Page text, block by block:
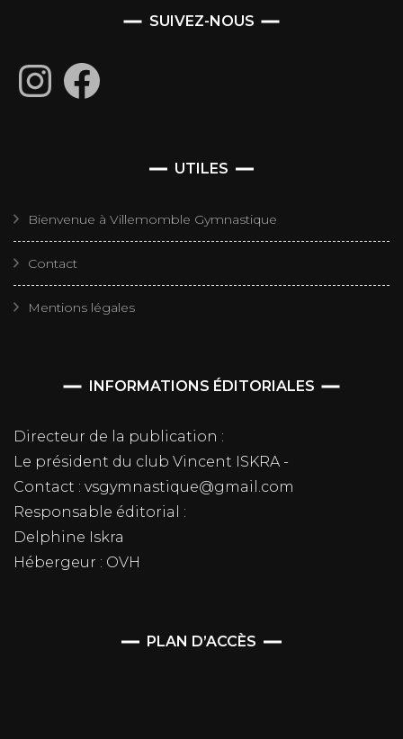
SUIVEZ-NOUS
InstagramFacebook
UTILES
Bienvenue à Villemomble Gymnastique
Contact
Mentions légales
INFORMATIONS ÉDITORIALES
Directeur de la publication :
Le président du club Vincent ISKRA -
Contact : vsgymnastique@gmail.com
Responsable éditorial :
Delphine Iskra
Hébergeur : OVH
PLAN D’ACCÈS